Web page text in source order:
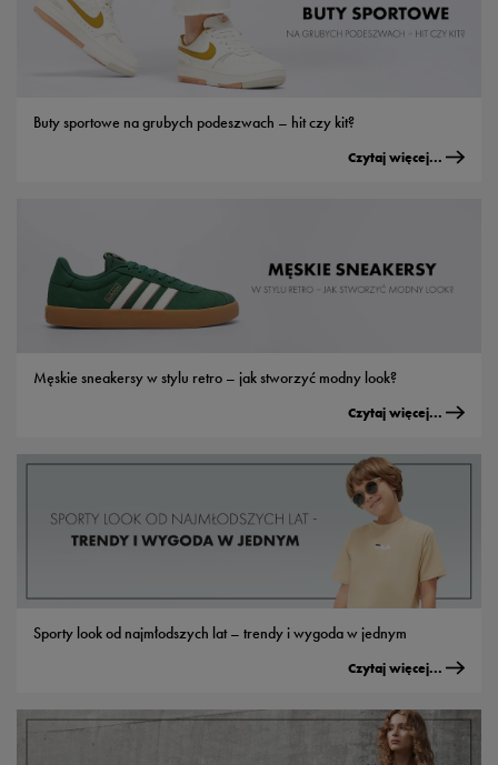
Buty sportowe na grubych podeszwach – hit czy kit?
Czytaj więcej...
Męskie sneakersy w stylu retro – jak stworzyć modny look?
Czytaj więcej...
Sporty look od najmłodszych lat – trendy i wygoda w jednym
Czytaj więcej...